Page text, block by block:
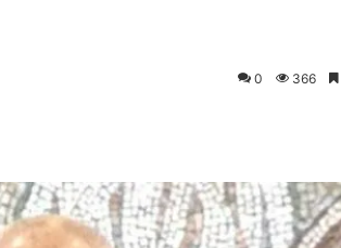
0 366